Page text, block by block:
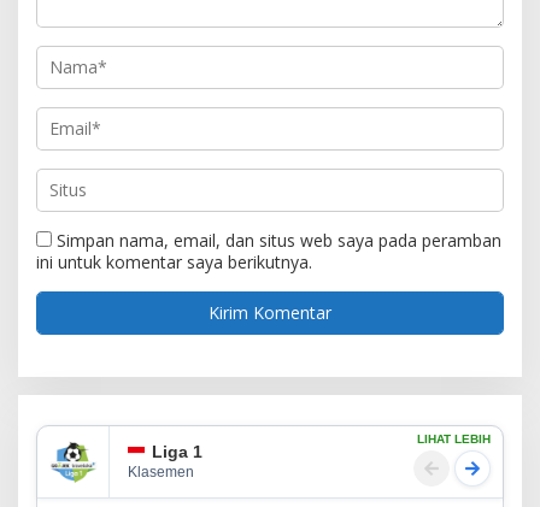
Simpan nama, email, dan situs web saya pada peramban
ini untuk komentar saya berikutnya.
Liga 1
Klasemen
LIHAT LEBIH